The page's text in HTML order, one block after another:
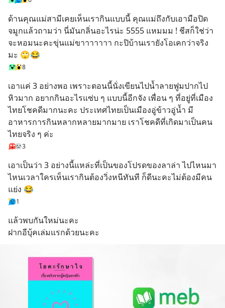
ด้านคุณแม่สามีเคยเห็นเรากินแบบนี้ คุณแม่ถึงกับเอามือปิด
จมูกแล้วถามว่า นี่มันกลิ่นอะไรน่ะ 5555 แหมมม ! ชีสก็ใช่ว่า
จะหอมนะคะขุ่นแม่ขาาาาาาา กะปิบ้านเรายังโอเคกว่าจริง
มะ 🙄😂
8
เอาแค่ 3 อย่างพอ เพราะตอนนี้นั่งเขียนไปน้ำลายฟูมปากไป
หิวมาก อยากกินอะไรแซ่บ ๆ แบบนี้อีกจัง เพื่อน ๆ ที่อยู่ที่เมือง
ไทยโชคดีมากนะคะ ประเทศไทยเป็นเมืองอู่ข้าวอู่น้ำ มี
อาหารการกินหลากหลายมากมาย เราโชคดีที่เกิดมาเป็นคน
ไทยจริง ๆ ค่ะ
3
เอาเป็นว่า 3 อย่างนี้แหล่ะที่เป็นของโปรดของลาล่า ไปไหนมา
ไหนเวลาใครเห็นเรากินต้องวิ่งหนีทันที ก็ดีนะคะไม่ต้องมีคน
แย่ง 😂
1
แล้วพบกันใหม่นะคะ
ฝากอีบุ้คเล่มแรกด้วยนะคะ